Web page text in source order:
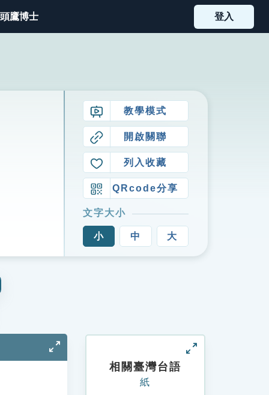
鷹博士 登入
教學模式
開啟關聯
列入收藏
QRcode分享
文字大小
小 中 大
相關臺灣台語
紙